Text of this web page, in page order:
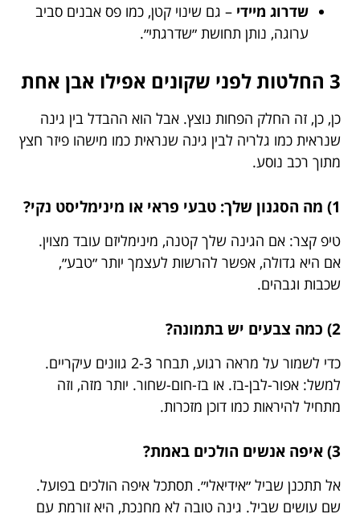
שדרוג מיידי – גם שינוי קטן, כמו פס אבנים סביב
ערוגה, נותן תחושת ״שדרגתי״.
3 החלטות לפני שקונים אפילו אבן אחת
כן, כן, זה החלק הפחות נוצץ. אבל הוא ההבדל בין גינה
שנראית כמו גלריה לבין גינה שנראית כמו מישהו פיזר חצץ
מתוך רכב נוסע.
1) מה הסגנון שלך: טבעי פראי או מינימליסט נקי?
טיפ קצר: אם הגינה שלך קטנה, מינימליזם עובד מצוין.
אם היא גדולה, אפשר להרשות לעצמך יותר ״טבע״,
שכבות וגבהים.
2) כמה צבעים יש בתמונה?
כדי לשמור על מראה רגוע, תבחר 2-3 גוונים עיקריים.
למשל: אפור-לבן-בז. או בז-חום-שחור. יותר מזה, וזה
מתחיל להיראות כמו דוכן מזכרות.
3) איפה אנשים הולכים באמת?
אל תתכנן שביל ״אידיאלי״. תסתכל איפה הולכים בפועל.
שם עושים שביל. גינה טובה לא מחנכת, היא זורמת עם